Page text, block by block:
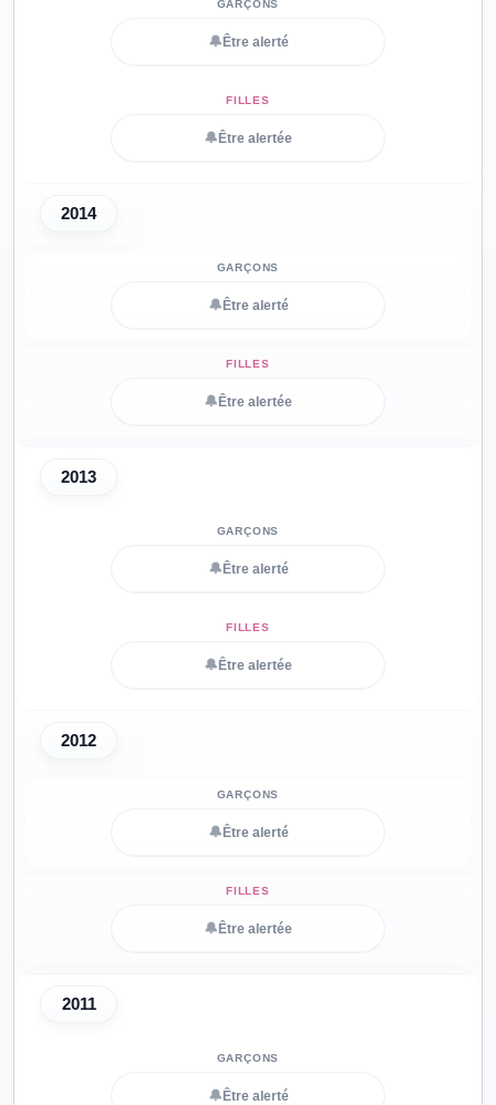
🔔 Être alerté
🔔 Être alertée
2014
🔔 Être alerté
🔔 Être alertée
2013
🔔 Être alerté
🔔 Être alertée
2012
🔔 Être alerté
🔔 Être alertée
2011
🔔 Être alerté